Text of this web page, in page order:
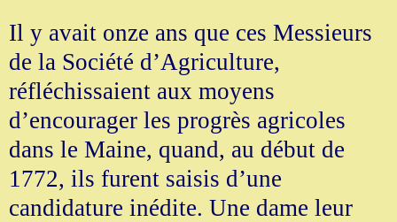
Nos patrimoines
Il y avait onze ans que ces Messieurs
de la Société d’Agriculture,
réfléchissaient aux moyens
d’encourager les progrès agricoles
dans le Maine, quand, au début de
1772, ils furent saisis d’une
candidature inédite. Une dame leur